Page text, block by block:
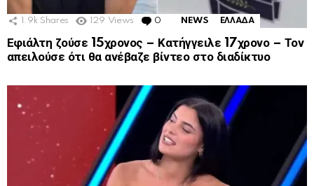
1.9k Shares 129 Views 0 Comments
NEWS ΕΛΛΑΔΑ
Εφιάλτη ζούσε 15χρονος – Κατήγγειλε 17χρονο – Τον
απειλούσε ότι θα ανέβαζε βίντεο στο διαδίκτυο